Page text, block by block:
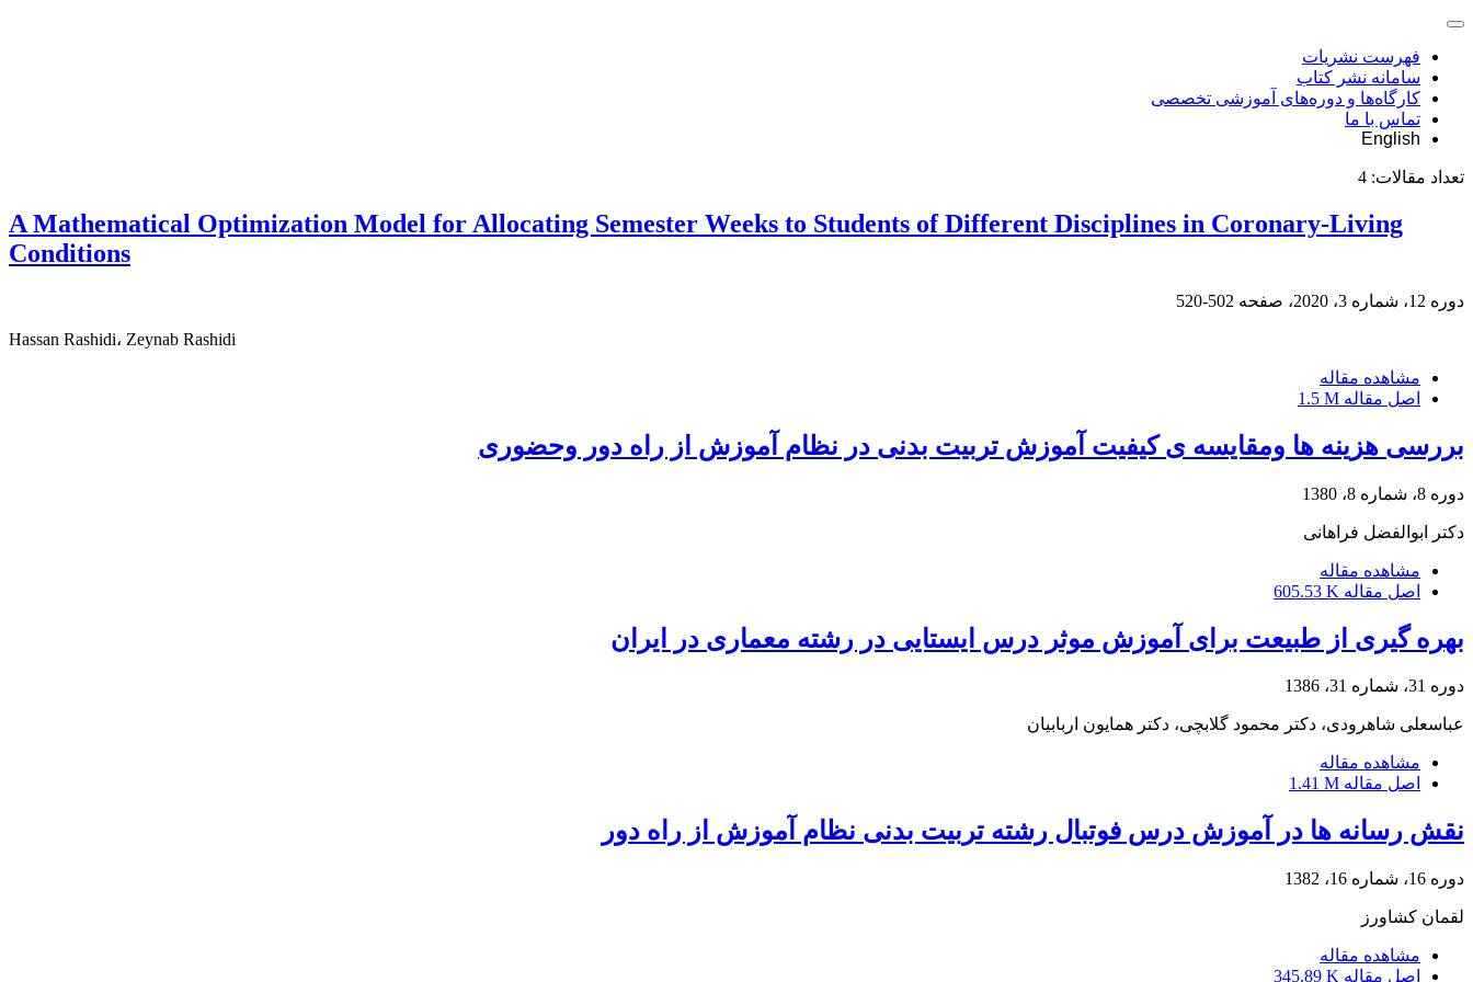
فهرست نشریات
سامانه نشر کتاب
کارگاه‌ها و دوره‌های آموزشی تخصصی
تماس با ما
English
تعداد مقالات: 4
A Mathematical Optimization Model for Allocating Semester Weeks to Students of Different Disciplines in Coronary-Living
Conditions
دوره 12، شماره 3، 2020، صفحه 502-520
Hassan Rashidi، Zeynab Rashidi
مشاهده مقاله
اصل مقاله 1.5 M
بررسی هزینه ها ومقایسه ی کیفیت آموزش تربیت بدنی در نظام آموزش از راه دور وحضوری
دوره 8، شماره 8، 1380
دکتر ابوالفضل فراهانی
مشاهده مقاله
اصل مقاله 605.53 K
بهره گیری از طبیعت برای آموزش موثر درس ایستایی در رشته معماری در ایران
دوره 31، شماره 31، 1386
عباسعلی شاهرودی، دکتر محمود گلابچی، دکتر همایون اربابیان
مشاهده مقاله
اصل مقاله 1.41 M
نقش رسانه ها در آموزش درس فوتبال رشته تربیت بدنی نظام آموزش از راه دور
دوره 16، شماره 16، 1382
لقمان کشاورز
مشاهده مقاله
اصل مقاله 345.89 K